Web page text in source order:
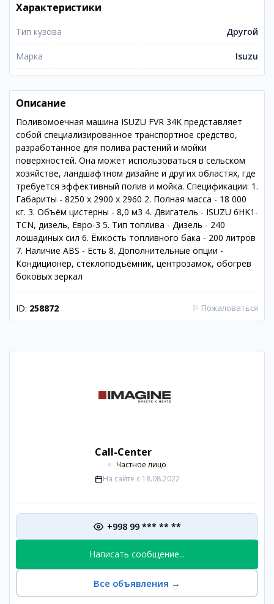
Характеристики
Тип кузова Другой
Марка Isuzu
Описание
Поливомоечная машина ISUZU FVR 34K представляет
собой специализированное транспортное средство,
разработанное для полива растений и мойки
поверхностей. Она может использоваться в сельском
хозяйстве, ландшафтном дизайне и других областях, где
требуется эффективный полив и мойка. Спецификации: 1.
Габариты - 8250 x 2900 x 2960 2. Полная масса - 18 000
кг. 3. Объём цистерны - 8,0 м3 4. Двигатель - ISUZU 6HK1-
TCN, дизель, Евро-3 5. Тип топлива - Дизель - 240
лошадиных сил 6. Ёмкость топливного бака - 200 литров
7. Наличие ABS - Есть 8. Дополнительные опции -
Кондиционер, стеклоподъёмник, центрозамок, обогрев
боковых зеркал
ID: 258872 ⚐ Пожаловаться
Call-Center
Частное лицо
На сайте с 18.08.2022
+998 99 *** ** **
Написать сообщение...
Все объявления →